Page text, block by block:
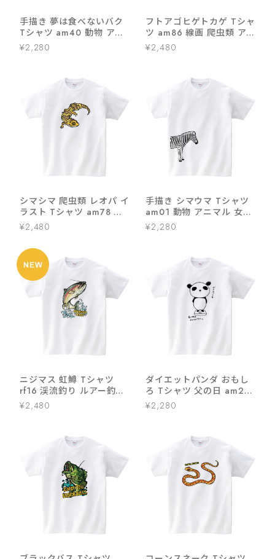
手描き 夢は食べないバク
Tシャツ am40 動物 アニ
マル 女性 男性 クール お
もしろ 哺乳類
¥2,280
フトアゴヒゲトカゲ Tシャ
ツ am86 線画 爬虫類 ア
ニマル
¥2,480
シマシマ 爬虫類 レオパ イ
ラスト Tシャツ am78 検
索） レオパードゲッコー
餌 飼い方
¥2,480
手描き シマウマ Tシャツ
am01 動物 アニマル 女性
男性 哺乳類
¥2,280
ニジマス 虹鱒 Tシャツ
rf16 渓流釣り ルアー釣り
フィッシング 釣り好き 釣
り人 誕生日 父の日 敬老の
¥2,480
ダイエットパンダ おもし
ろ Tシャツ 父の日 am23
アニマル痩せ ダイエット
運動筋 トレ ユルＴ かわい
¥2,280